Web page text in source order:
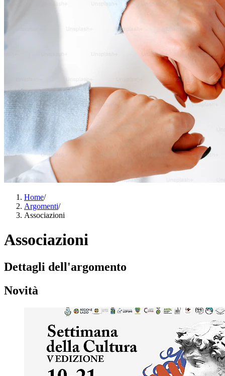
Home/
Argomenti/
Associazioni
Associazioni
Dettagli dell'argomento
Novità